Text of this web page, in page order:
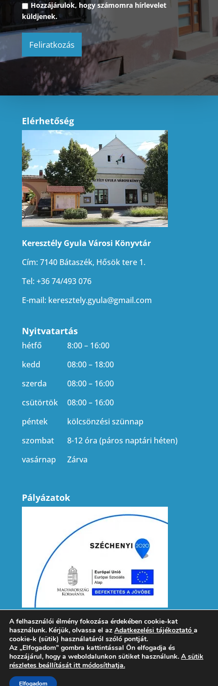
Hozzájárulok, hogy számomra hírlevelet
küldjenek.
Elérhetőség
Keresztély Gyula Városi Könyvtár
Cím: 7140 Bátaszék, Hősök tere 1.
Tel: +36 74/493 076
E-mail: keresztely.gyula@gmail.com
Nyitvatartás
hétfő
8:00 – 16:00
kedd
08:00 – 18:00
szerda
08:00 – 16:00
csütörtök
08:00 – 16:00
péntek
kölcsönzési szünnap
szombat
8-12 óra (páros naptári héten)
vasárnap
Zárva
Pályázatok
Adatvédelem
Könyvtárhasználat
Küldetési nyilatkozat
A felhasználói élmény fokozása érdekében cookie-kat
használunk. Kérjük, olvassa el az Adatkezelési tájékoztató a
cookie-k (sütik) használatáról szóló pontját.
Az „Elfogadom” gombra kattintással Ön elfogadja és
hozzájárul, hogy a weboldalunkon sütiket használunk. A sütik
részletes beállítását itt módosíthatja.
Elfogadom